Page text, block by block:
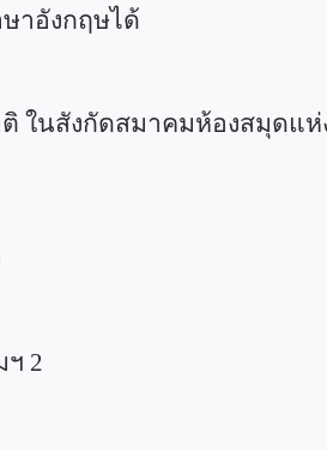
าอังกฤษได้
ในสังกัดสมาคมห้องสมุดแ
ฯ 2